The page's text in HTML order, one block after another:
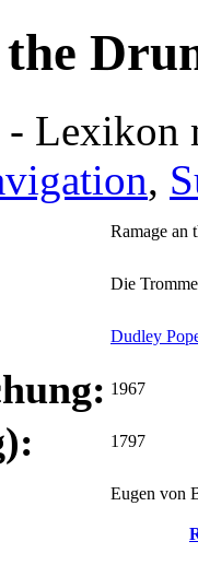
Lexikon
,
Ramage an
Die
Dudley
1967
1797
Eugen von